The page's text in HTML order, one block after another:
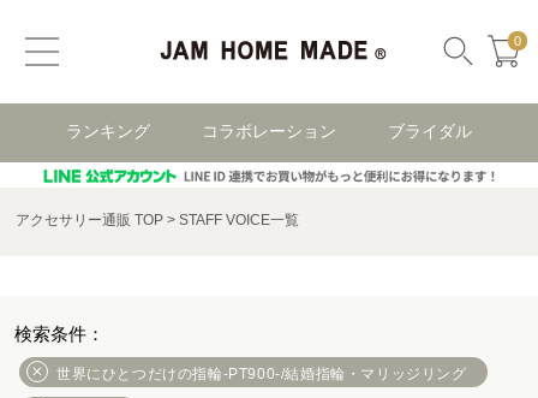
0
ランキング コラボレーション ブライダル
アクセサリー通販 TOP STAFF VOICE一覧
世界にひとつだけの指輪-PT900-/結婚指輪・マリッジリング